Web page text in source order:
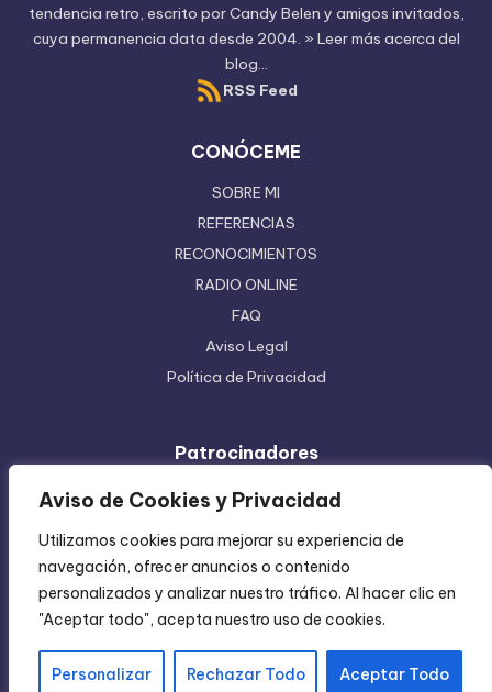
Aviso de Cookies y Privacidad
Utilizamos cookies para mejorar su experiencia de
navegación, ofrecer anuncios o contenido
personalizados y analizar nuestro tráfico. Al hacer clic en
"Aceptar todo", acepta nuestro uso de cookies.
Personalizar Rechazar Todo Aceptar Todo
tendencia retro, escrito porCandy Belen y amigos invitados,
cuya permanencia data desde 2004. » Leer más acerca del
blog...
RSS Feed
CONÓCEME
SOBRE MI
REFERENCIAS
RECONOCIMIENTOS
RADIO ONLINE
FAQ
Aviso Legal
Política de Privacidad
Patrocinadores
Ferretera Centenario de Monterrey
Inyección de Plástico
Mundo Impreso
Directorio de Coatzintla
. All rights reserved.